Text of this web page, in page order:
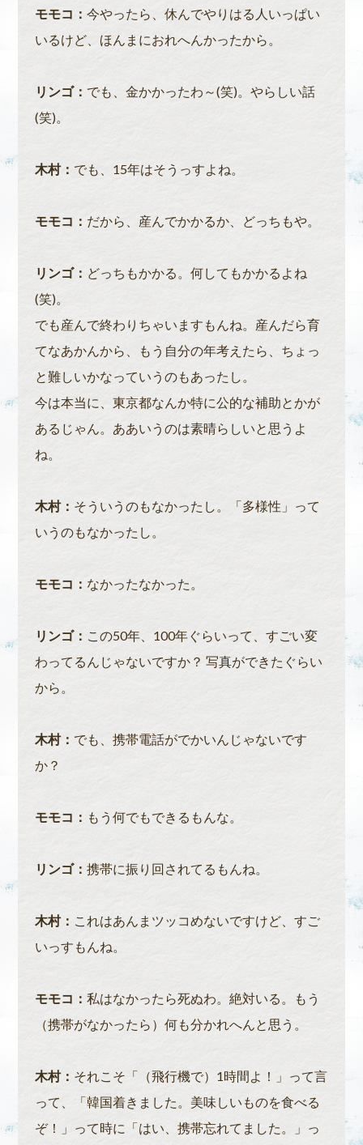
モモコ： 今やったら、休んでやりはる人いっぱい
いるけど、ほんまにおれへんかったから。
リンゴ： でも、金かかったわ～(笑)。やらしい話
(笑)。
木村： でも、15年はそうっすよね。
モモコ： だから、産んでかかるか、どっちもや。
リンゴ： どっちもかかる。何してもかかるよね
(笑)。
でも産んで終わりちゃいますもんね。産んだら育
てなあかんから、もう自分の年考えたら、ちょっ
と難しいかなっていうのもあったし。
今は本当に、東京都なんか特に公的な補助とかが
あるじゃん。ああいうのは素晴らしいと思うよ
ね。
木村： そういうのもなかったし。「多様性」って
いうのもなかったし。
モモコ： なかったなかった。
リンゴ： この50年、100年ぐらいって、すごい変
わってるんじゃないですか？ 写真ができたぐらい
から。
木村： でも、携帯電話がでかいんじゃないです
か？
モモコ： もう何でもできるもんな。
リンゴ： 携帯に振り回されてるもんね。
木村： これはあんまツッコめないですけど、すご
いっすもんね。
モモコ： 私はなかったら死ぬわ。絶対いる。もう
（携帯がなかったら）何も分かれへんと思う。
木村： それこそ「（飛行機で）1時間よ！」って言
って、「韓国着きました。美味しいものを食べる
ぞ！」って時に「はい、携帯忘れてました。」っ